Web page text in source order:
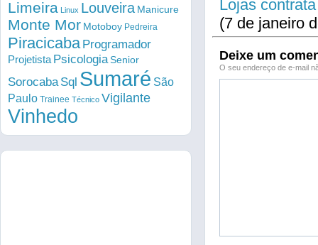
Lojas
(7 de janeiro
Deixe um
O seu endereço de e-mail
Limeira Linux Louveira Manicure
Monte Mor Motoboy Pedreira
Piracicaba Programador
Projetista PsicologiaSenior
Sorocaba Sql Sumaré São
Paulo Trainee Técnico Vigilante
Vinhedo